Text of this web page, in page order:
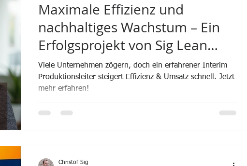
Maximale Effizienz und
nachhaltiges Wachstum – Ein
Erfolgsprojekt von Sig Lean
Business als Interim
Produktionsleiter
Viele Unternehmen zögern, doch ein erfahrener Interim
Produktionsleiter steigert Effizienz & Umsatz schnell. Jetzt
mehr erfahren!
Christof Sig